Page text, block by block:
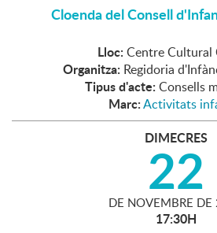
Cloenda del Consell
Lloc: Centre Cultural
Organitza: Regidoria
Tipus d'acte: Consells
Marc:Activitats
DIMECRES
22
DE NOVEMBRE DE
17:30H